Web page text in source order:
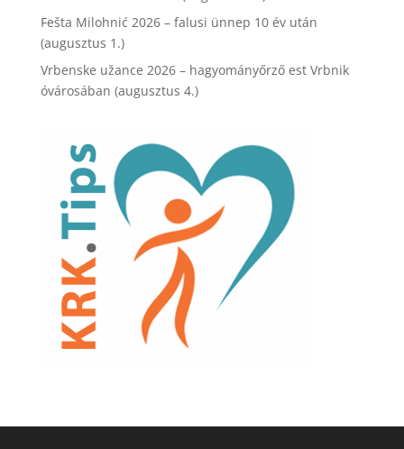
Fešta Milohnić 2026 – falusi ünnep 10 év után
(augusztus 1.)
Vrbenske užance 2026 – hagyományőrző est Vrbnik
óvárosában (augusztus 4.)